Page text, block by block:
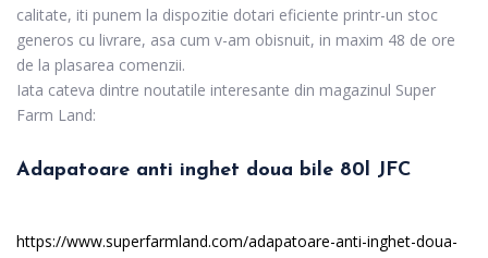
calitate, iti punem la dispozitie dotari eficiente printr-un stoc
generos cu livrare, asa cum v-am obisnuit, in maxim 48 de ore
de la plasarea comenzii.
Iata cateva dintre noutatile interesante din magazinul Super
Farm Land:
Adapatoare anti inghet doua bile 80l JFC
https://www.superfarmland.com/adapatoare-anti-inghet-doua-